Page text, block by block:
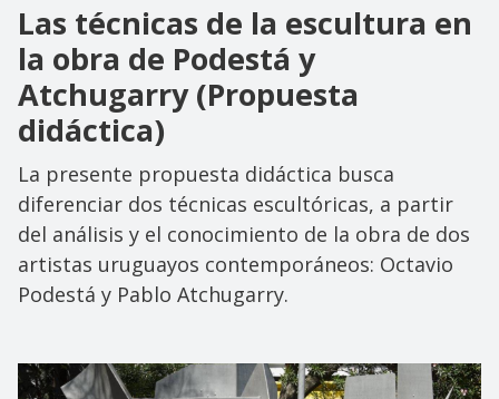
Las técnicas de la escultura en
la obra de Podestá y
Atchugarry (Propuesta
didáctica)
La presente propuesta didáctica busca
diferenciar dos técnicas escultóricas, a partir
del análisis y el conocimiento de la obra de dos
artistas uruguayos contemporáneos: Octavio
Podestá y Pablo Atchugarry.